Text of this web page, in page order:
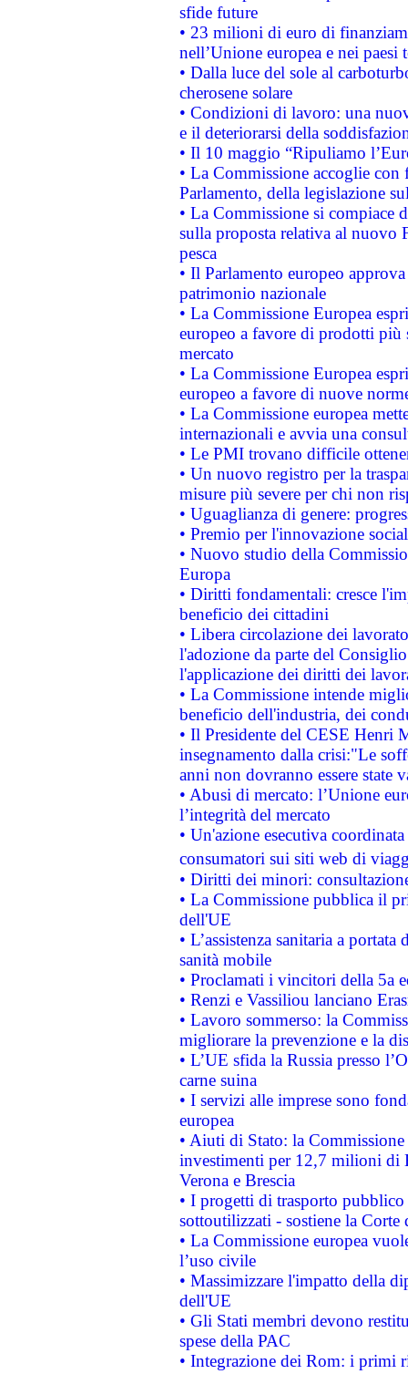
sfide future
• 23 milioni di euro di
nell’Unione europea e nei paesi
• Dalla luce del sole al
cherosene solare
• Condizioni di lavoro: una
e il deteriorarsi della
• Il 10 maggio “Ripuliamo
• La Commissione accoglie
Parlamento, della legislazione
• La Commissione si compiace
sulla proposta relativa al nuovo
pesca
• Il Parlamento europeo
patrimonio nazionale
• La Commissione Europea
europeo a favore di prodotti
mercato
• La Commissione Europea
europeo a favore di nuove
• La Commissione europea
internazionali e avvia una
• Le PMI trovano difficile
• Un nuovo registro per la
misure più severe per chi non
• Uguaglianza di genere:
• Premio per l'innovazione
• Nuovo studio della
Europa
• Diritti fondamentali: cresce
beneficio dei cittadini
• Libera circolazione dei
l'adozione da parte del
l'applicazione dei diritti dei
• La Commissione intende
beneficio dell'industria, dei
• Il Presidente del CESE Henri
insegnamento dalla crisi:"Le
anni non dovranno essere state
• Abusi di mercato: l’Unione
l’integrità del mercato
• Un'azione esecutiva
consumatori sui siti web di
• Diritti dei minori:
• La Commissione pubblica il
dell'UE
• L’assistenza sanitaria a
sanità mobile
• Proclamati i vincitori della 5a
• Renzi e Vassiliou lanciano
• Lavoro sommerso: la
migliorare la prevenzione e la
• L’UE sfida la Russia presso
carne suina
• I servizi alle imprese sono
europea
• Aiuti di Stato: la
investimenti per 12,7 milioni di
Verona e Brescia
• I progetti di trasporto
sottoutilizzati - sostiene la Corte
• La Commissione europea
l’uso civile
• Massimizzare l'impatto della
dell'UE
• Gli Stati membri devono
spese della PAC
• Integrazione dei Rom: i primi